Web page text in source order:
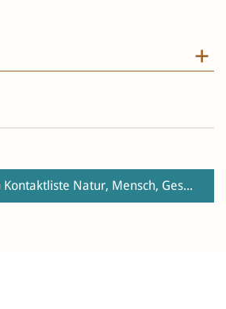
Zur ausführlichen Kontaktliste Natur, Mensch, Gesellschaft